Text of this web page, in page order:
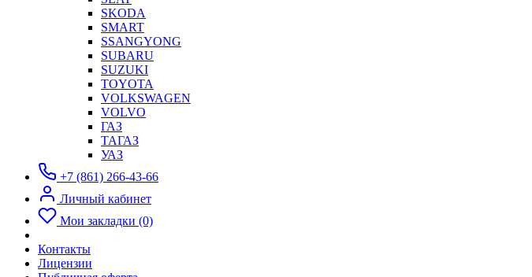
SKODA
SMART
SSANGYONG
SUBARU
SUZUKI
TOYOTA
VOLKSWAGEN
VOLVO
ГАЗ
ТАГАЗ
УАЗ
+7 (861) 266-43-66
Личный кабинет
Мои закладки (0)
Контакты
Лицензии